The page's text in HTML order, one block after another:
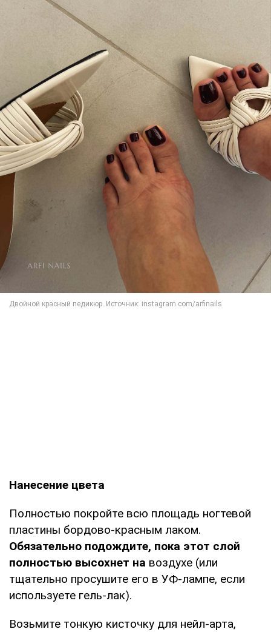
Нанесение цвета
Полностью покройте всю площадь ногтевой
пластины бордово-красным лаком.
Обязательно подождите, пока этот слой
полностью высохнет на воздухе (или
тщательно просушите его в УФ-лампе, если
используете гель-лак).
Возьмите тонкую кисточку для нейл-арта,